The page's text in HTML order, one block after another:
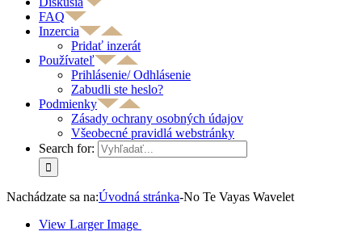
FAQ
Inzercia
Pridať inzerát
Používateľ
Prihlásenie/ Odhlásenie
Zabudli ste heslo?
Podmienky
Zásady ochrany osobných údajov
Všeobecné pravidlá webstránky
Search for:
Nachádzate sa na:Úvodná stránka-No Te Vayas Wavelet
View Larger Image